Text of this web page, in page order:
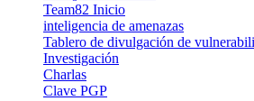
Team82 Inicio
inteligencia de amenazas
Tablero de divulgación de
Investigación
Charlas
Clave PGP